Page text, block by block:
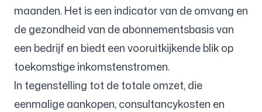
FAQ
Contact
maanden. Het is een indicator van de omvang en
de gezondheid van de abonnementsbasis van
een bedrijf en biedt een vooruitkijkende blik op
toekomstige inkomstenstromen.
In tegenstelling tot de totale omzet, die
eenmalige aankopen, consultancykosten en